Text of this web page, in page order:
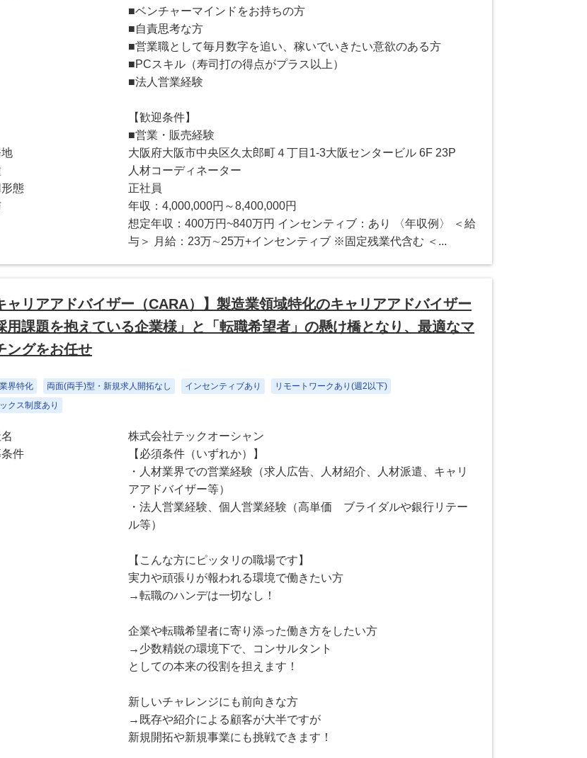
■ベンチャーマインドをお持ちの方
■自責思考な方
■営業職として毎月数字を追い、稼いでいきたい意欲のある方
■PCスキル（寿司打の得点がプラス以上）
■法人営業経験
【歓迎条件】
■営業・販売経験
大阪府大阪市中央区久太郎町４丁目1-3大阪センタービル 6F 23P
人材コーディネーター
態
正社員
年収：4,000,000円～8,400,000円
想定年収：400万円~840万円 インセンティブ：あり 〈年収例〉 ＜給
与＞ 月給：23万∼25万+インセンティブ ※固定残業代含む ＜...
ャリアアドバイザー（CARA）】製造業領域特化のキャリアアドバイザー
用課題を抱えている企業様」と「転職希望者」の懸け橋となり、最適なマ
ングをお任せ
界特化 両面(両手)型・新規求人開拓なし インセンティブあり
リモートワークあり(週2以下)
クス制度あり
株式会社テックオーシャン
件
【必須条件（いずれか）】
・人材業界での営業経験（求人広告、人材紹介、人材派遣、キャリ
アアドバイザー等）
・法人営業経験、個人営業経験（高単価 ブライダルや銀行リテー
ル等）
【こんな方にピッタリの職場です】
実力や頑張りが報われる環境で働きたい方
→転職のハンデは一切なし！
企業や転職希望者に寄り添った働き方をしたい方
→少数精鋭の環境下で、コンサルタント
としての本来の役割を担えます！
新しいチャレンジにも前向きな方
→既存や紹介による顧客が大半ですが
新規開拓や新規事業にも挑戦できます！